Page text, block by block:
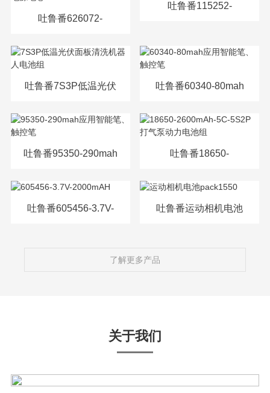
吐鲁番626072-
吐鲁番115252-
吐鲁番7S3P低温光伏 吐鲁番60340-80mah
吐鲁番95350-290mah 吐鲁番18650-
气泵动力电池组
吐鲁番605456-3.7V- 吐鲁番运动相机电池
了解更多产品
关于我们